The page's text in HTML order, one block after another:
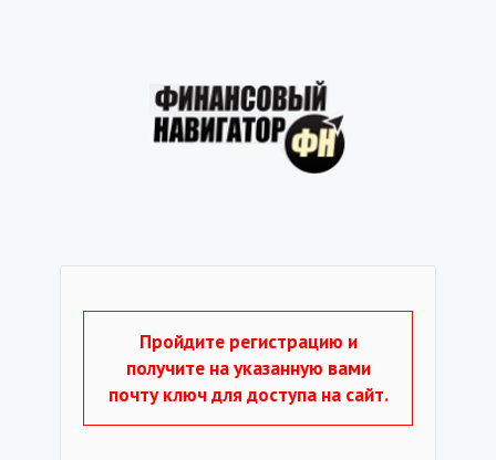
Пройдите регистрацию и
получите на указанную вами
почту ключ для доступа на сайт.